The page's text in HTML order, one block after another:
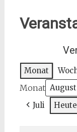
Monat
Monat
Juli Heute